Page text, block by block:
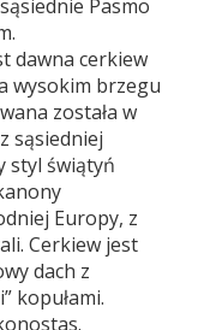
Pasmo
dawna cerkiew
wysokim brzegu
została w
sąsiedniej
styl świątyń
Europy, z
Cerkiew jest
dach z
kopułami.